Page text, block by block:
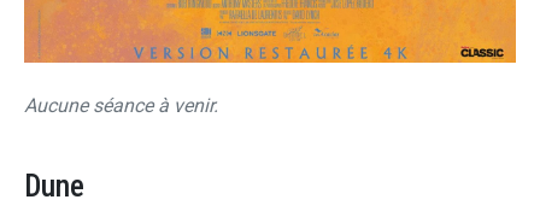
Aucune séance à venir.
Dune